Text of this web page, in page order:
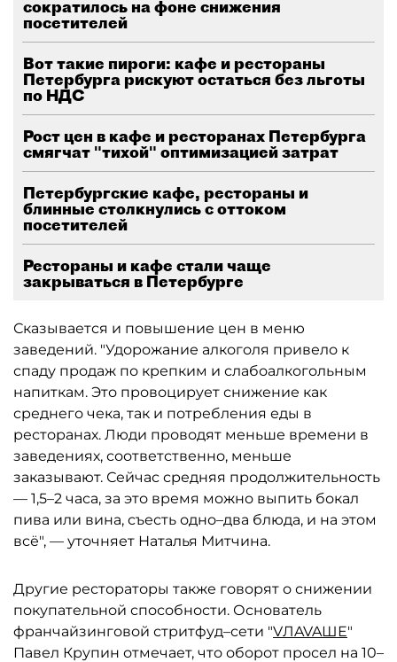
сократилось на фоне снижения
посетителей
Вот такие пироги: кафе и рестораны
Петербурга рискуют остаться без льготы
по НДС
Рост цен в кафе и ресторанах Петербурга
смягчат "тихой" оптимизацией затрат
Петербургские кафе, рестораны и
блинные столкнулись с оттоком
посетителей
Рестораны и кафе стали чаще
закрываться в Петербурге
Сказывается и повышение цен в меню
заведений. "Удорожание алкоголя привело к
спаду продаж по крепким и слабоалкогольным
напиткам. Это провоцирует снижение как
среднего чека, так и потребления еды в
ресторанах. Люди проводят меньше времени в
заведениях, соответственно, меньше
заказывают. Сейчас средняя продолжительность
— 1,5–2 часа, за это время можно выпить бокал
пива или вина, съесть одно–два блюда, и на этом
всё", — уточняет Наталья Митчина.
Другие рестораторы также говорят о снижении
покупательной способности. Основатель
франчайзинговой стритфуд–сети "VЛAVAШЕ"
Павел Крупин отмечает, что оборот просел на 10–